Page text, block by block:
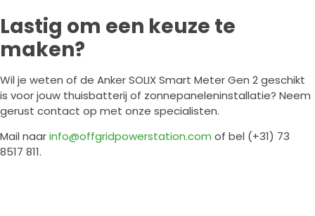
Lastig om een keuze te
maken?
Wil je weten of de Anker SOLIX Smart Meter Gen 2 geschikt
is voor jouw thuisbatterij of zonnepaneleninstallatie? Neem
gerust contact op met onze specialisten.
Mail naarinfo@offgridpowerstation.com of bel (+31) 73
8517 811.